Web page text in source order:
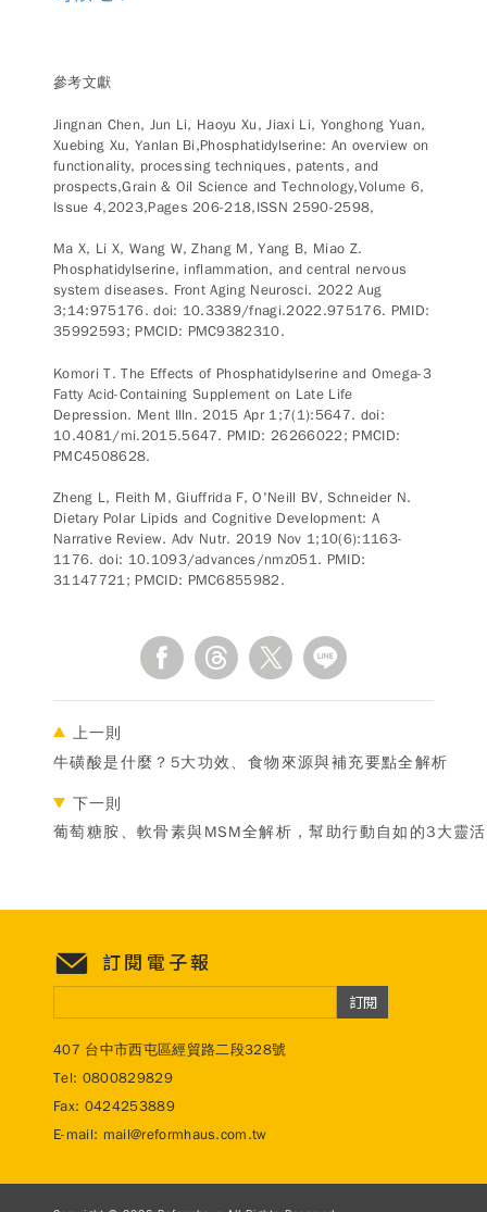
參考文獻
Jingnan Chen, Jun Li, Haoyu Xu, Jiaxi Li, Yonghong Yuan,
Xuebing Xu, Yanlan Bi,Phosphatidylserine: An overview on
functionality, processing techniques, patents, and
prospects,Grain & Oil Science and Technology,Volume 6,
Issue 4,2023,Pages 206-218,ISSN 2590-2598,
Ma X, Li X, Wang W, Zhang M, Yang B, Miao Z.
Phosphatidylserine, inflammation, and central nervous
system diseases. Front Aging Neurosci. 2022 Aug
3;14:975176. doi: 10.3389/fnagi.2022.975176. PMID:
35992593; PMCID: PMC9382310.
Komori T. The Effects of Phosphatidylserine and Omega-3
Fatty Acid-Containing Supplement on Late Life
Depression. Ment Illn. 2015 Apr 1;7(1):5647. doi:
10.4081/mi.2015.5647. PMID: 26266022; PMCID:
PMC4508628.
Zheng L, Fleith M, Giuffrida F, O'Neill BV, Schneider N.
Dietary Polar Lipids and Cognitive Development: A
Narrative Review. Adv Nutr. 2019 Nov 1;10(6):1163-
1176. doi: 10.1093/advances/nmz051. PMID:
31147721; PMCID: PMC6855982.
上一則
牛磺酸是什麼？5大功效、食物來源與補充要點全解析
下一則
葡萄糖胺、軟骨素與MSM全解析，幫助行動自如的3大靈
訂閱電子報
訂閱
407 台中市西屯區經貿路二段328號
Tel: 0800829829
Fax: 0424253889
E-mail: mail@reformhaus.com.tw